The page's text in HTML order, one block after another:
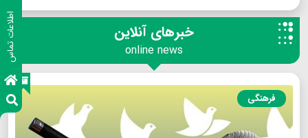
اطلاعات تماس خبرهای آنلاین
online news
فرهنگی